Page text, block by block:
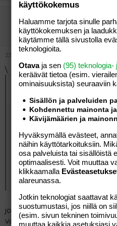
linnea75
Aktiivinen jäsen
23.01.2006
\
Alkuperäinen kirjoittaja
Meillä on kanssa jo toinen
Eka aloitti huudot kun
kuukauden ikäisenä sitten
allergia ja tulihan niitä sitten
aineallergioita kuvioihin
nyt 9 kk ja aloittelinkin aika
syntymän jälkeen kun
samat oireet kuin
limakakkaa,
lukuunottamatta. Testeihin
mutta niinkuin sanoit,
joo, tää kuopus oireilee just
vasta kaksikuisena; iholla ja
käyttökokemus
Haluamme tarjota sinulle
käyttökokemuksen ja
käytämme tällä sivustolla
teknologioita.
Otavaja sen (95)
keräävät tietoa (esim.
ominaisuuk­sista) seuraaviin
Sisällön ja palveluiden
Kohdennettu mainonta
Kävijämäärien ja
Hyväksymällä evästeet,
näihin käyttötarkoituksiin.
osa palveluista tai sisällöistä
optimaalisesti. Voit muuttaa
klikkaamalla
alareunassa.
Jotkin teknologiat saattavat
suostumustasi, jos niillä on
(esim. sivun tekninen
muuttaa kaikkia asetuksiasi